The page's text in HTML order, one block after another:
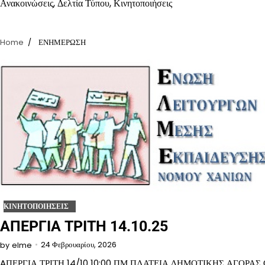
Ανακοινώσεις, Δελτία Τύπου, Κινητοποιήσεις
Home ΕΝΗΜΕΡΩΣΗ
ΚΙΝΗΤΟΠΟΙΗΣΕΙΣ
ΑΠΕΡΓΙΑ ΤΡΙΤΗ 14.10.25
by elme 24 Φεβρουαρίου, 2026